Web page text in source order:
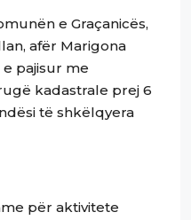
e Graçanicës,
afër Marigona
e pajisur me
kadastrale prej 6
të shkëlqyera
për aktivitete